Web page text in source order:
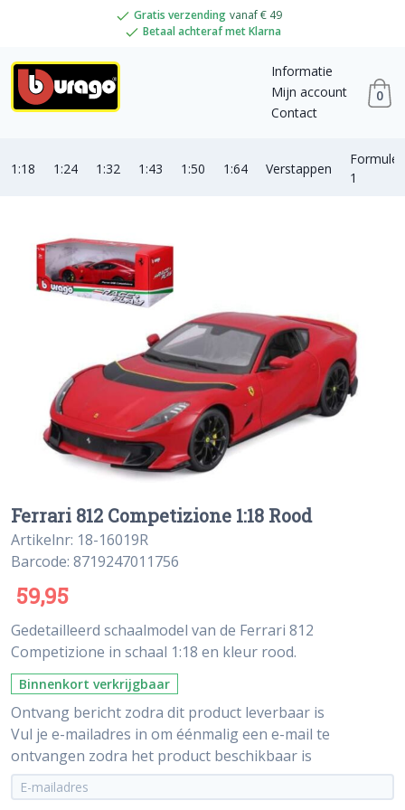
Gratis verzending vanaf € 49
Betaal achteraf met Klarna
Informatie
Mijn account
Contact
0
1:18 1:24 1:32 1:43 1:50 1:64 Verstappen
Formule
1
Ferrari 812 Competizione 1:18 Rood
Artikelnr: 18-16019R
Barcode: 8719247011756
59,95
Gedetailleerd schaalmodel van de Ferrari 812
Competizione in schaal 1:18 en kleur rood.
Binnenkort verkrijgbaar
Ontvang bericht zodra dit product leverbaar is
Vul je e-mailadres in om éénmalig een e-mail te
ontvangen zodra het product beschikbaar is